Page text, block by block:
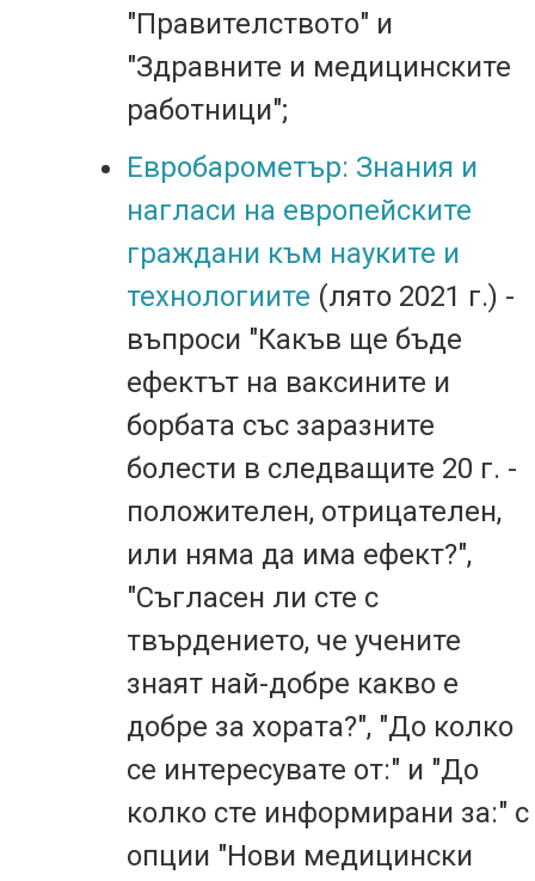
"Правителството" и
"Здравните и медицинските
работници";
Евробарометър: Знания и
нагласи на европейските
граждани към науките и
технологиите (лято 2021 г.) -
въпроси "Какъв ще бъде
ефектът на ваксините и
борбата със заразните
болести в следващите 20 г. -
положителен, отрицателен,
или няма да има ефект?",
"Съгласен ли сте с
твърдението, че учените
знаят най-добре какво е
добре за хората?", "До колко
се интересувате от:" и "До
колко сте информирани за:" с
опции "Нови медицински